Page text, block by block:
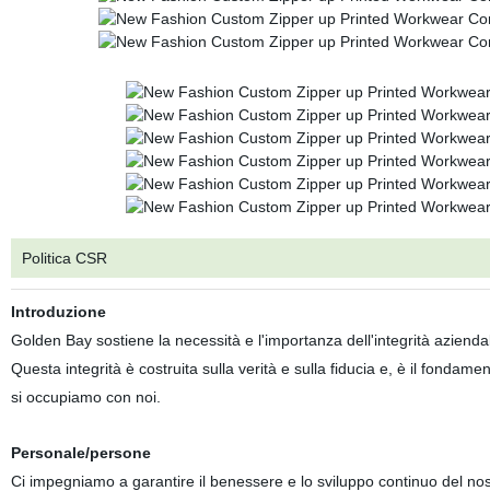
Politica CSR
Introduzione
Golden Bay sostiene la necessità e l'importanza dell'integrità
Questa integrità è costruita sulla verità e sulla fiducia e, è il
si occupiamo con noi.
Personale/persone
Ci impegniamo a garantire il benessere e lo sviluppo continuo del